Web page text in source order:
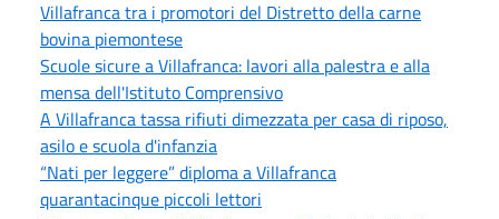
Villafranca tra i promotori del Distretto della carne
bovina piemontese
Scuole sicure a Villafranca: lavori alla palestra e alla
mensa dell'Istituto Comprensivo
A Villafranca tassa rifiuti dimezzata per casa di riposo,
asilo e scuola d'infanzia
“Nati per leggere” diploma a Villafranca
quarantacinque piccoli lettori